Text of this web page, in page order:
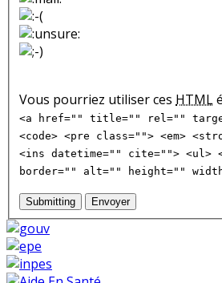
Vous pourriez utiliser ces HTML
<a href="" title="" rel=""
<code> <pre class=""> <em>
<ins datetime="" cite="">
border="" alt="" height=""
Submitting Envoyer